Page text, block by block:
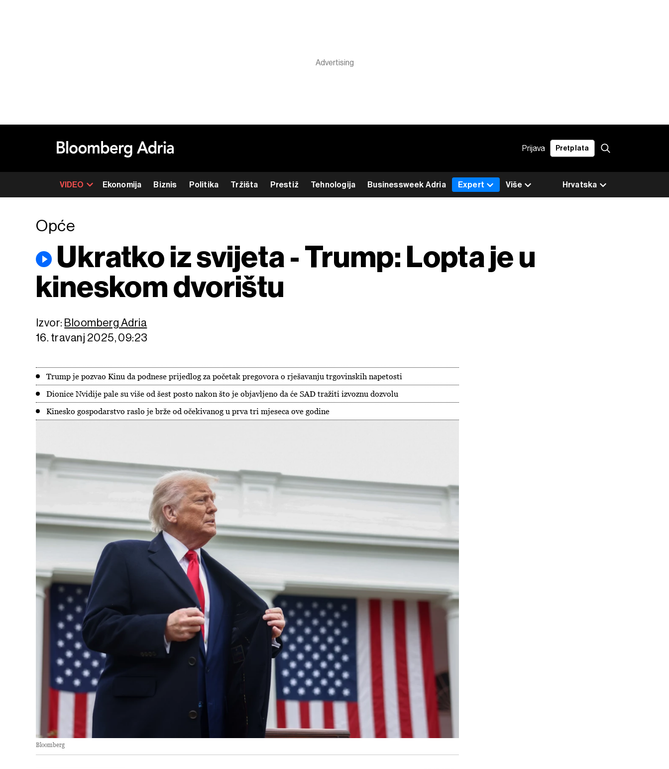
Prijava Pretplata
VIDEO Ekonomija Biznis Politika Tržišta Prestiž Tehnologija Businessweek Adria Hrvatska
Expert Više
Opće
Ukratko iz svijeta - Trump: Lopta je u
kineskom dvorištu
Izvor: Bloomberg Adria
16. travanj 2025, 09:23
Trump je pozvao Kinu da podnese prijedlog za početak pregovora o rješavanju trgovinskih napetosti
Dionice Nvidije pale su više od šest posto nakon što je objavljeno da će SAD tražiti izvoznu dozvolu
Kinesko gospodarstvo raslo je brže od očekivanog u prva tri mjeseca ove godine
Bloomberg